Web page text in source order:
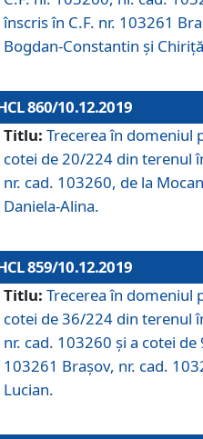
înscris în C.F. nr. 103261
Bogdan-Constantin și
860/10.12.2019
Titlu: Trecerea în domeniul
cotei de 20/224 din terenul
nr. cad. 103260, de la
Daniela-Alina.
859/10.12.2019
Titlu: Trecerea în domeniul
cotei de 36/224 din terenul
nr. cad. 103260 și a cotei
103261 Brașov, nr. cad.
Lucian.